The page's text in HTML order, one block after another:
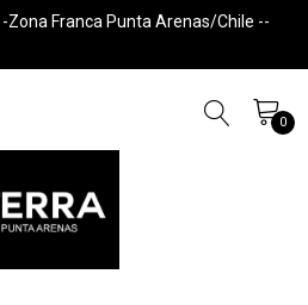
Franca Punta Arenas/Chile --
0